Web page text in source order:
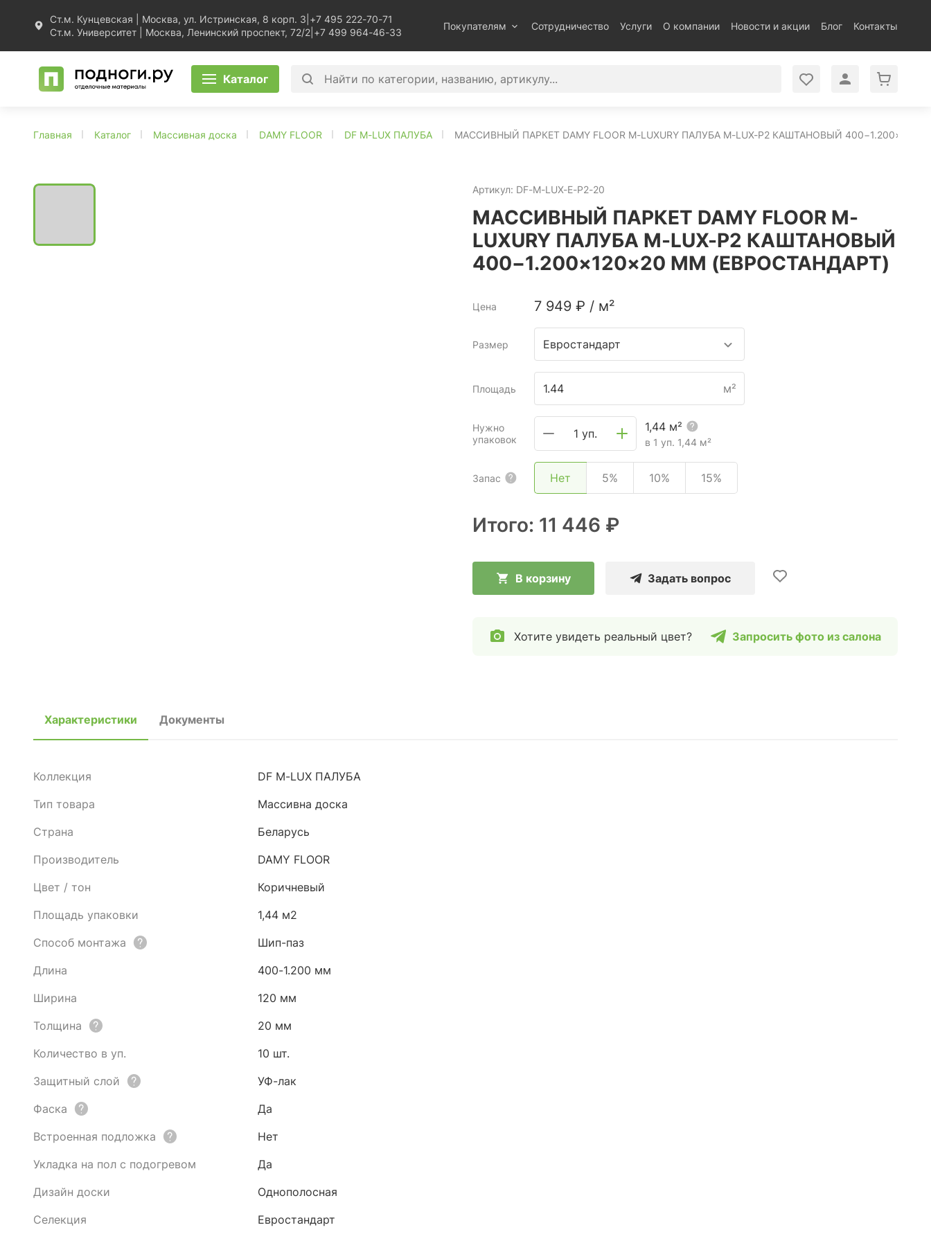
Ст.м. Кунцевская | Москва, ул. Истринская, 8 корп. 3 +7 495 222-70-71
Ст.м. Университет | Москва, Ленинский проспект, 72/2 +7 499 964-46-33
Покупателям Сотрудничество Услуги О компании Новости и акции Блог Контакты
Каталог
Главная Каталог Массивная доска DAMY FLOOR DF M-LUX ПАЛУБА МАССИВНЫЙ ПАРКЕТ DAMY FLOOR M-LUXURY ПАЛУБА M-LUX-P2 КАШТАНОВЫЙ
Артикул: DF-M-LUX-E-P2-20
МАССИВНЫЙ ПАРКЕТ DAMY FLOOR M-
LUXURY ПАЛУБА M-LUX-P2 КАШТАНОВЫЙ
400−1.200×120×20 ММ (ЕВРОСТАНДАРТ)
Цена 7 949 ₽ / м²
Размер Евростандарт
Площадь м²
Нужно
упаковок
1 уп.
1,44 м²
в 1 уп. 1,44 м²
Запас Нет 5% 10% 15%
Итого: 11 446 ₽
В корзину Задать вопрос
Хотите увидеть реальный цвет? Запросить фото из салона
Характеристики Документы
Коллекция
DF M-LUX ПАЛУБА
Тип товара
Массивна доска
Страна
Беларусь
Производитель
DAMY FLOOR
Цвет / тон
Коричневый
Площадь упаковки
1,44 м2
Способ монтажа
Шип-паз
Длина
400-1.200 мм
Ширина
120 мм
Толщина
20 мм
Количество в уп.
10 шт.
Защитный слой
УФ-лак
Фаска
Да
Встроенная подложка
Нет
Укладка на пол с подогревом
Да
Дизайн доски
Однополосная
Селекция
Евростандарт